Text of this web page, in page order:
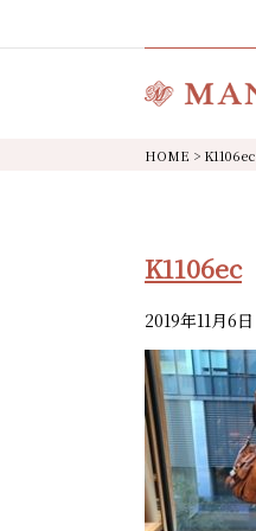
HOME > K1106ec
K1106ec
2019年11月6日